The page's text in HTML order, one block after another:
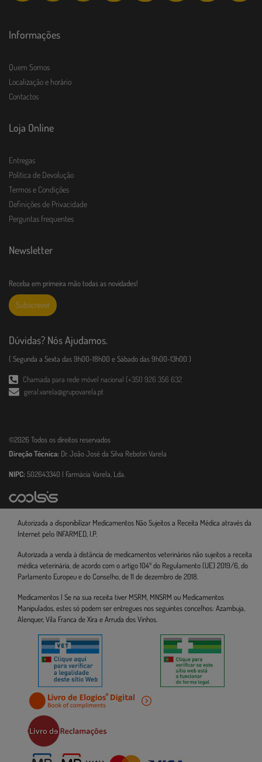
Informações
Quem Somos
Localização e horário
Contactos
Loja Online
Entregas
Política de Devolução
Termos e Condições
Definições de Privacidade
Perguntas frequentes
Newsletter
Receba em primeira mão todas as novidades!
Subscrever
Dúvidas? Nós Ajudamos.
( Segunda a Sexta das 9h00-18h00 e Sábado das 9h00-13h00 )
Chamada para rede móvel nacional (+351) 926 356 632
geral.varela@grupovarela.pt
©2026 Todos os direitos reservados
Direção Técnica: Dr. João José da Silva Rebotin Varela
NIPC: 502643340 | Farmácia Varela, Lda.
Autorizada a disponibilizar Medicamentos Não Sujeitos a Receita Médica através da
Internet pelo INFARMED, I.P.
Autorizada a venda à distância de medicamentos veterinários não sujeitos a receita
médica veterinária, de acordo com o artigo 104º do Regulamento (UE) 2019/6, do
Parlamento Europeu e do Conselho, de 11 de dezembro de 2018.
Medicamentos | Se na sua receita tiver MSRM, MNSRM ou Medicamentos
Manipulados, estes só podem ser entregues nos seguintes concelhos: Azambuja,
Alenquer, Vila Franca de Xira e Arruda dos Vinhos.